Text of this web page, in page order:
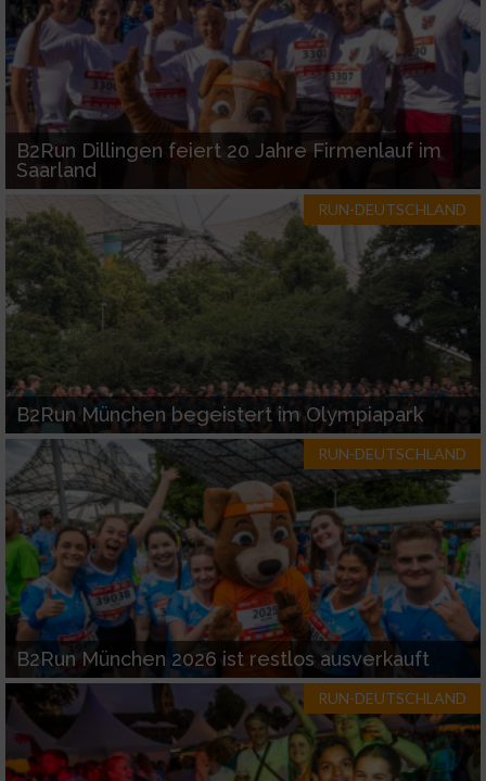
B2Run Dillingen feiert 20 Jahre Firmenlauf im
Saarland
RUN-DEUTSCHLAND
B2Run München begeistert im Olympiapark
RUN-DEUTSCHLAND
B2Run München 2026 ist restlos ausverkauft
RUN-DEUTSCHLAND
Nicht-IAB-Verarbeitungszwecke:
Notwendig
Performance
Funktional
Werbung